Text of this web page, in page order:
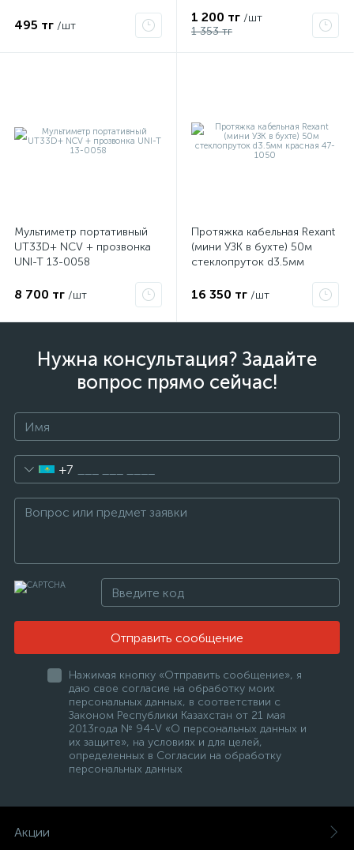
495 тг /шт
1 200 тг /шт
1 353 тг
Мультиметр портативный
UT33D+ NCV + прозвонка
UNI-T 13-0058
8 700 тг /шт
Протяжка кабельная Rexant
(мини УЗК в бухте) 50м
стеклопруток d3.5мм
16 350 тг /шт
Нужна консультация? Задайте
вопрос прямо сейчас!
+7
Отправить сообщение
Нажимая кнопку «Отправить сообщение», я
даю свое согласие на обработку моих
персональных данных, в соответствии с
Законом Республики Казахстан от 21 мая
2013года № 94-V «О персональных данных и
их защите», на условиях и для целей,
определенных в Согласии на обработку
персональных данных
Акции